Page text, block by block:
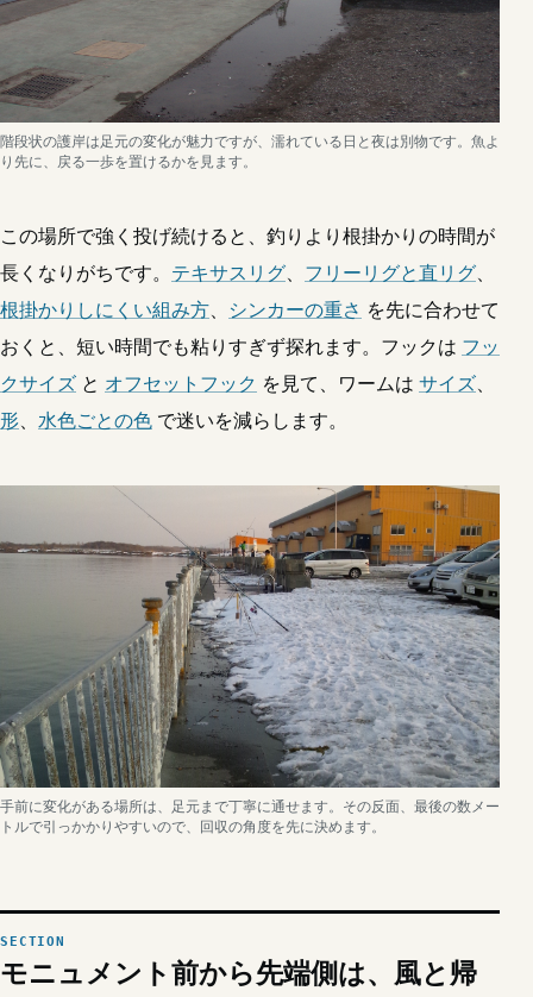
階段状の護岸は足元の変化が魅力ですが、濡れている日と夜は別物です。魚よ
り先に、戻る一歩を置けるかを見ます。
この場所で強く投げ続けると、釣りより根掛かりの時間が
長くなりがちです。 テキサスリグ、 フリーリグと直リグ、
根掛かりしにくい組み方、 シンカーの重さ を先に合わせて
おくと、短い時間でも粘りすぎず探れます。フックは フッ
クサイズ と オフセットフック を見て、ワームは サイズ、
形、 水色ごとの色 で迷いを減らします。
手前に変化がある場所は、足元まで丁寧に通せます。その反面、最後の数メー
トルで引っかかりやすいので、回収の角度を先に決めます。
モニュメント前から先端側は、風と帰